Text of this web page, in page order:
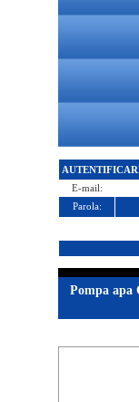
E-mail:
Parola:
Pompa apa